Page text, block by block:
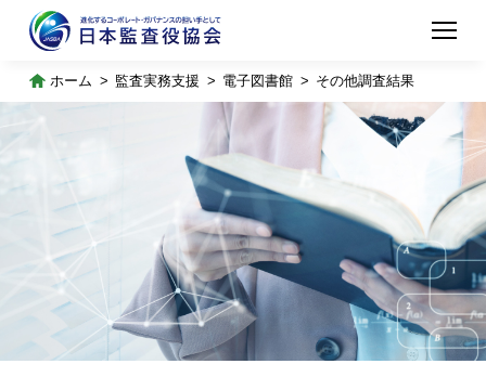
ホーム 監査実務支援 電子図書館 その他調査結果